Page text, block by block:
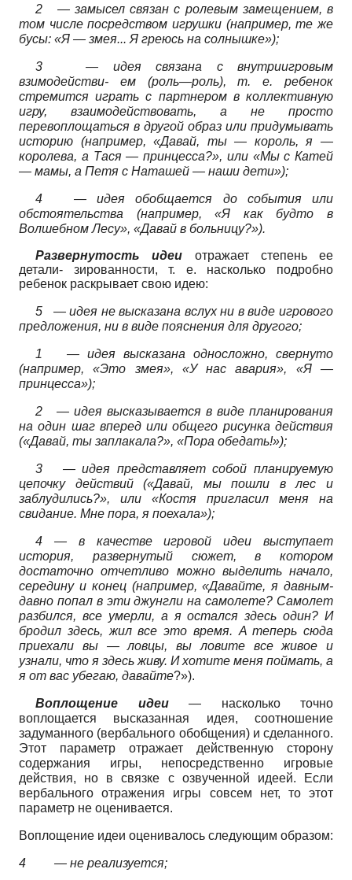
2 —замысел связан с ролевым замещением, в
том числе посредством игрушки (например, те же
бусы: «Я — змея... Я греюсь на солнышке»);
3
— идея связана с внутриигровым
взимодействи- ем (роль—роль), т. е. ребенок
стремится играть с партнером в коллективную
игру, взаимодействовать, а не просто
перевоплощаться в другой образ или придумывать
историю (например, «Давай, ты — король, я —
королева, а Тася — принцесса?», или «Мы с Катей
— мамы, а Петя с Наташей — наши дети»);
4
— идея обобщается до события или
обстоятельства (например, «Я как будто в
Волшебном Лесу», «Давай в больницу?»).
Развернутость идеи отражает степень ее
детали- зированности, т. е. насколько подробно
ребенок раскрывает свою идею:
5
— идея не высказана вслух ни в виде игрового
предложения, ни в виде пояснения для другого;
1
— идея высказана односложно, свернуто
(например, «Это змея», «У нас авария», «Я —
принцесса»);
2
— идея высказывается в виде планирования
на один шаг вперед или общего рисунка действия
(«Давай, ты заплакала?», «Пора обедать!»);
3
— идея представляет собой планируемую
цепочку действий («Давай, мы пошли в лес и
заблудились?», или «Костя пригласил меня на
свидание. Мне пора, я поехала»);
4 — в качестве игровой идеи выступает
история, развернутый сюжет, в котором
достаточно отчетливо можно выделить начало,
середину и конец (например, «Давайте, я давным-
давно попал в эти джунгли на самолете? Самолет
разбился, все умерли, а я остался здесь один? И
бродил здесь, жил все это время. A теперь сюда
приехали вы — ловцы, вы ловите все живое и
узнали, что я здесь живу. И хотите меня поймать, а
я от вас убегаю, давайте?»).
Воплощение идеи— насколько точно
воплощается высказанная идея, соотношение
задуманного (вербального обобщения) и сделанного.
Этот параметр отражает действенную сторону
содержания игры, непосредственно игровые
действия, но в связке с озвученной идеей. Если
вербального отражения игры совсем нет, то этот
параметр не оценивается.
Воплощение идеи оценивалось следующим образом:
4 — не реализуется;